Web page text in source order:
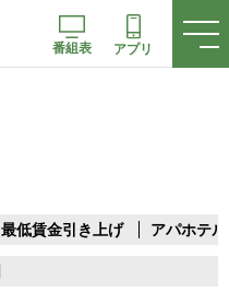
番組表 アプリ
最低賃金引き上げ アパホテル